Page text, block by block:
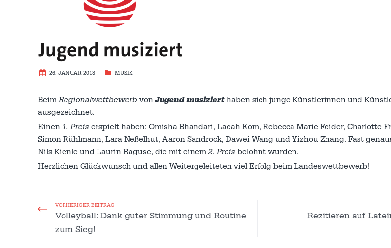
26. JANUAR 2018 MUSIK
BeimRegionalwettbewerb vonJugend musiziert haben sich junge Künstlerinnen und
ausgezeichnet.
Einen 1. Preis erspielt haben: Omisha Bhandari, Laeah Eom, Rebecca Marie Feider, Charlotte
Simon Rühlmann, Lara Neßelhut, Aaron Sandrock, Dawei Wang und Yizhou Zhang. Fast
Nils Kienle und Laurin Raguse, die mit einem2. Preis belohnt wurden.
Herzlichen Glückwunsch und allen Weitergeleiteten viel Erfolg beim Landeswettbewerb!
VORHERIGER BEITRAG
Volleyball: Dank guter Stimmung und Routine
zum Sieg!
Rezitieren auf